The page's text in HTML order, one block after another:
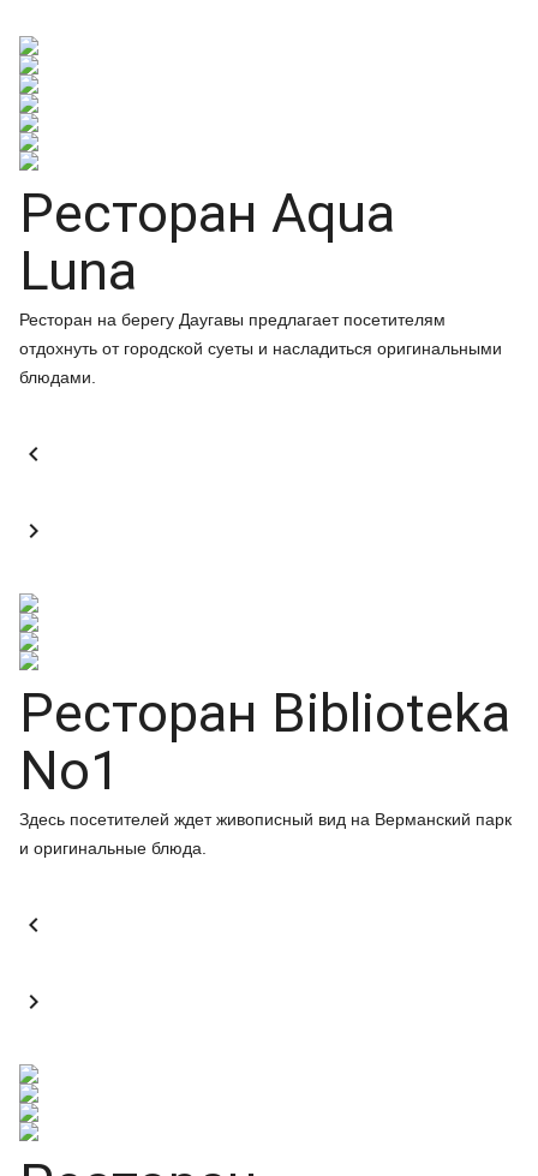
Ресторан Aqua
Luna
Ресторан на берегу Даугавы предлагает посетителям
отдохнуть от городской суеты и насладиться оригинальными
блюдами.


Ресторан Biblioteka
No1
Здесь посетителей ждет живописный вид на Верманский парк
и оригинальные блюда.

